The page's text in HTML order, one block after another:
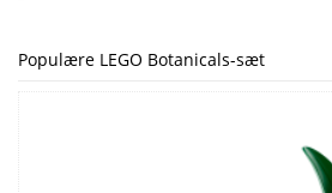
Populære LEGO Botanicals-sæt